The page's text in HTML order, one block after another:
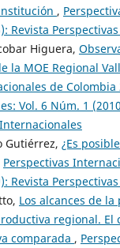
,
Revista
Higuera,
la MOE Regional
de Colombia
Vol. 6 Núm. 1
Gutiérrez, ¿Es
Perspectivas
Revista
Los alcances de
regional. El
comparada ,